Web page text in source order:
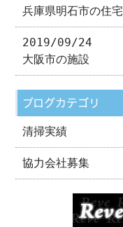
兵庫県明石市の住宅
2019/09/24
大阪市の施設
ブログカテゴリ
清掃実績
協力会社募集